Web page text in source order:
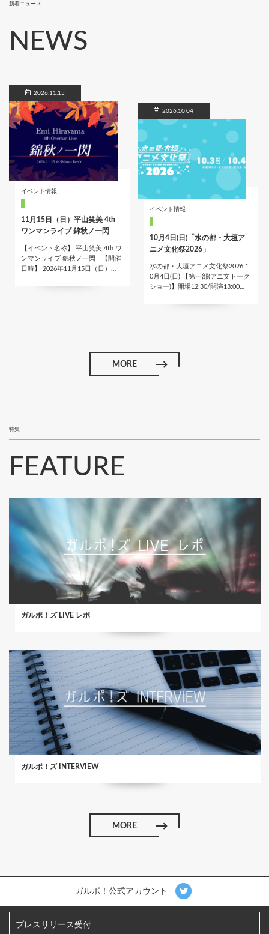
新着ニュース
NEWS
2026.11.15
イベント情報
11月15日（日）平山笑美 4th
ワンマンライブ 錦秋ノ一閃
【イベント名称】 平山笑美 4th ワ
ンマンライブ 錦秋ノ一閃 【開催
日時】 2026年11月15日（日）…
2026.10.04
イベント情報
10月4日(日)「水の都・大垣ア
ニメ文化祭2026」
水の都・大垣アニメ文化祭2026 1
0月4日(日) 【第一部(アニ文トーク
ショー)】開場12:30/開演13:00…
MORE
特集
FEATURE
ガルポ！ズ LIVE レポ
ガルポ！ズ INTERVIEW
MORE
ガルポ！公式アカウント
プレスリリース受付